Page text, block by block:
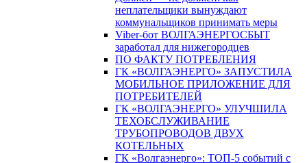
неплательщики вынуждают
коммунальщиков принимать меры
Viber-бот ВОЛГАЭНЕРГОСБЫТ
заработал для нижегородцев
ПО ФАКТУ ПОТРЕБЛЕНИЯ
ГК «ВОЛГАЭНЕРГО» ЗАПУСТИЛА
МОБИЛЬНОЕ ПРИЛОЖЕНИЕ ДЛЯ
ПОТРЕБИТЕЛЕЙ
ГК «ВОЛГАЭНЕРГО» УЛУЧШИЛА
ТЕХОБСЛУЖИВАНИЕ
ТРУБОПРОВОДОВ ДВУХ
КОТЕЛЬНЫХ
ГК «Волгаэнерго»: ТОП-5 событий с